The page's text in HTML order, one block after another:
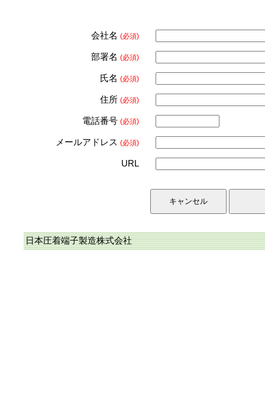
会社名 (必須)
部署名 (必須)
氏名 (必須)
住所 (必須)
電話番号 (必須)
メールアドレス (必須)
URL
日本圧着端子製造株式会社